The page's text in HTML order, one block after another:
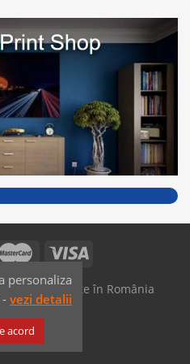
fabricate în România
JPG MEDIA
personaliza
vezi detalii
acord